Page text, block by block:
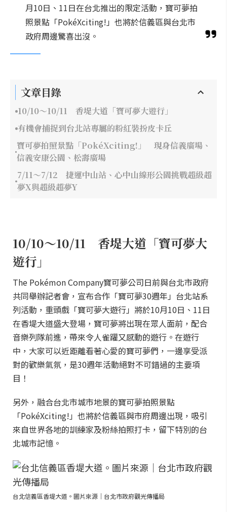
月10日、11日在台北推出的限定活動，寶可夢拍
照景點「PokéXciting!」也將於信義區與台北市
政府周邊驚喜出沒。
文章目錄
10/10～10/11 香堤大道「寶可夢大遊行」
有機會捕捉到台北站專屬的粉紅裝扮皮卡丘
寶可夢拍照景點「PokéXciting!」 現身信義廣場、
信義安康公園、松壽廣場
7/11～7/12 捷運中山站、心中山線形公園挑戰超級超
夢X與超級超夢Y
10/10～10/11 香堤大道「寶可夢大
遊行」
The Pokémon Company寶可夢公司日前與台北市政府
共同舉辦記者會，宣布合作「寶可夢30週年」台北站系
列活動，重頭戲「寶可夢大遊行」將於10月10日、11日
在香堤大道盛大登場，寶可夢將出現在眾人面前，配合
音樂列隊前進，帶來令人雀躍又感動的遊行。在遊行
中，大家可以近距離看著心愛的寶可夢們，一邊享受派
對的歡樂氣氛，是30週年活動絕對不可錯過的主要項
目！
另外，融合台北市城市地景的寶可夢拍照景點
「PokéXciting!」也將於信義區與市府周邊出現，吸引
來自世界各地的訓練家及粉絲拍照打卡，留下特別的台
北城市記憶。
台北信義區香堤大道。圖片來源｜台北市政府觀光傳播局